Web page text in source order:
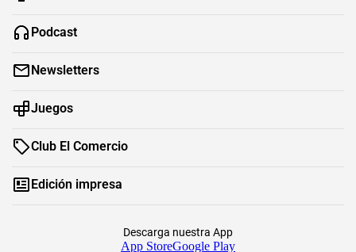
Podcast
Newsletters
Juegos
Club El Comercio
Edición impresa
Descarga nuestra App
App StoreGoogle Play